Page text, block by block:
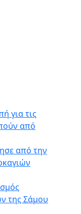
για τις
από
από την
της Σάμου